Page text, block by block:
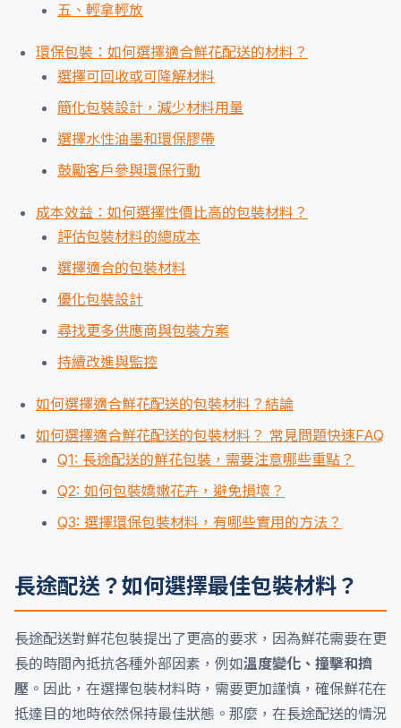
五、輕拿輕放
環保包裝：如何選擇適合鮮花配送的材料？
選擇可回收或可降解材料
簡化包裝設計，減少材料用量
選擇水性油墨和環保膠帶
鼓勵客戶參與環保行動
成本效益：如何選擇性價比高的包裝材料？
評估包裝材料的總成本
選擇適合的包裝材料
優化包裝設計
尋找更多供應商與包裝方案
持續改進與監控
如何選擇適合鮮花配送的包裝材料？結論
如何選擇適合鮮花配送的包裝材料？ 常見問題快速FAQ
Q1: 長途配送的鮮花包裝，需要注意哪些重點？
Q2: 如何包裝嬌嫩花卉，避免損壞？
Q3: 選擇環保包裝材料，有哪些實用的方法？
長途配送？如何選擇最佳包裝材料？
長途配送對鮮花包裝提出了更高的要求，因為鮮花需要在更
長的時間內抵抗各種外部因素，例如溫度變化、撞擊和擠
壓 。因此，在選擇包裝材料時，需要更加謹慎，確保鮮花在
抵達目的地時依然保持最佳狀態。那麼，在長途配送的情況